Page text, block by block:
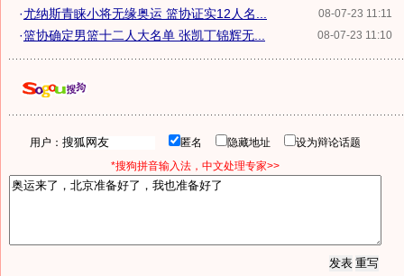
08-07-23 11:11
·尤纳斯青睐小将无缘奥运 篮协证实12人名...
08-07-23 11:10
·篮协确定男篮十二人大名单 张凯丁锦辉无...
用户： 匿名 隐藏地址
设为辩论话题
*搜狗拼音输入法，中文处理专家>>